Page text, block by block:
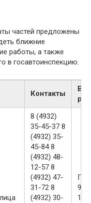
частей предложены
ближние
работы, а также
в госавтоинспекцию.
Контакты
8 (4932)
35-45-37 8
(4932) 35-
45-84 8
(4932) 48-
12-57 8
(4932) 47-
31-72 8
(4932) 30-